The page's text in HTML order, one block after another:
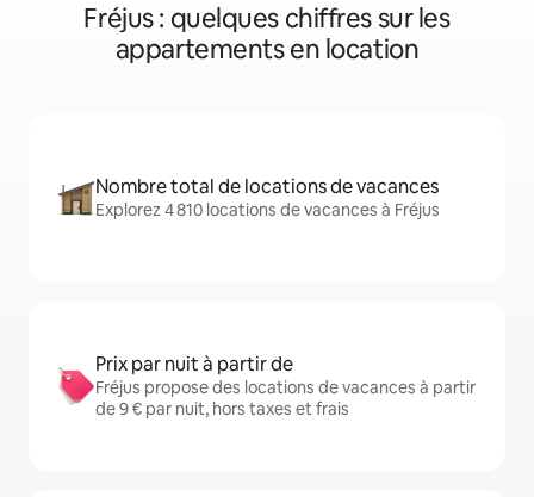
Fréjus : quelques chiffres sur les
appartements en location
Nombre total de locations de vacances
Explorez 4 810 locations de vacances à Fréjus
Prix par nuit à partir de
Fréjus propose des locations de vacances à partir
de 9 € par nuit, hors taxes et frais